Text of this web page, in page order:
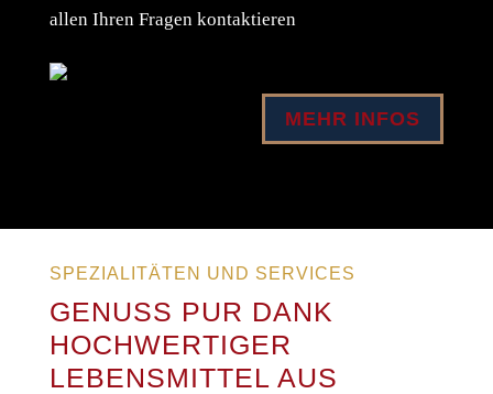
allen Ihren Fragen kontaktieren
MEHR INFOS
SPEZIALITÄTEN UND SERVICES
GENUSS PUR DANK
HOCHWERTIGER
LEBENSMITTEL AUS